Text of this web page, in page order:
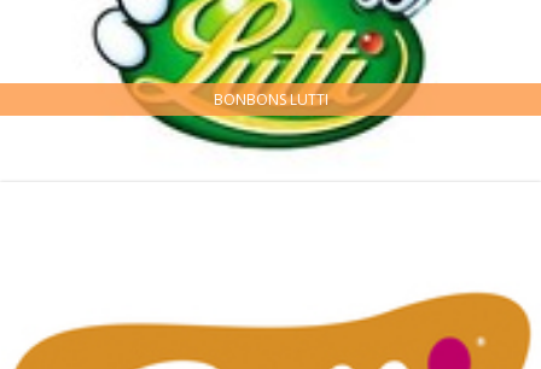
BONBONS LUTTI